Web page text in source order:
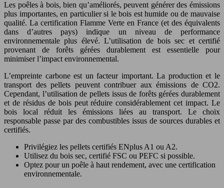
Les poêles à bois, bien qu’améliorés, peuvent générer des émissions
plus importantes, en particulier si le bois est humide ou de mauvaise
qualité. La certification Flamme Verte en France (et des équivalents
dans d’autres pays) indique un niveau de performance
environnementale plus élevé. L’utilisation de bois sec et certifié
provenant de forêts gérées durablement est essentielle pour
minimiser l’impact environnemental.
L’empreinte carbone est un facteur important. La production et le
transport des pellets peuvent contribuer aux émissions de CO2.
Cependant, l’utilisation de pellets issus de forêts gérées durablement
et de résidus de bois peut réduire considérablement cet impact. Le
bois local réduit les émissions liées au transport. Le choix
responsable passe par des combustibles issus de sources durables et
certifiés.
Privilégiez les pellets certifiés ENplus A1 ou A2.
Utilisez du bois sec, certifié FSC ou PEFC si possible.
Optez pour un poêle à haut rendement, avec une certification
environnementale.